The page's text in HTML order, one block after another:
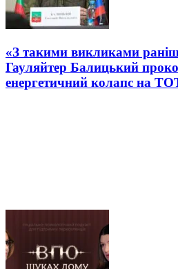
«З такими викликами
Гауляйтер Балицький
енергетичний колапс на